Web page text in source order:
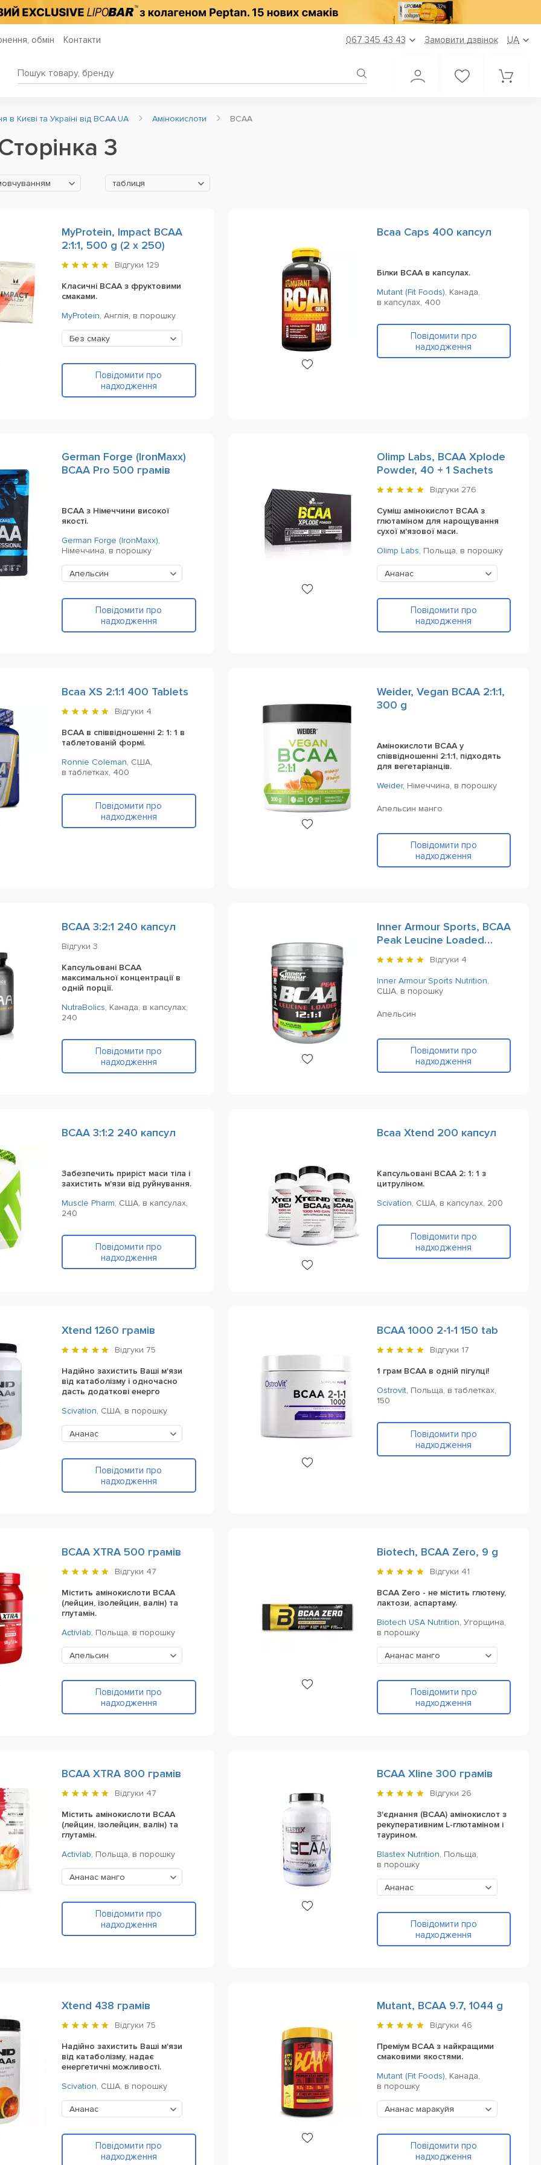
обмін Контакти 067 345 43 43 Замовити дзвінок UA
Києві та Україні від BCAA.UA Амінокислоти BCAA
3
таблиця
MyProtein, Impact BCAA
2:1:1, 500 g (2 х 250)
Відгуки 129
Класичні ВСАА з фруктовими
смаками.
MyProtein, Англія, в порошку
Без смаку
Повідомити про
надходження
Bcaa Caps 400 капсул
Білки BCAA в капсулах.
Mutant (Fit Foods), Канада,
в капсулах, 400
Повідомити про
надходження
German Forge (IronMaxx)
BCAA Pro 500 грамів
BCAA з Німеччини високої
якості.
German Forge (IronMaxx),
Німеччина, в порошку
Апельсин
Повідомити про
надходження
Olimp Labs, BCAA Xplode
Powder, 40 + 1 Sachets
Відгуки 276
Суміш амінокислот BCAA з
глютаміном для нарощування
сухої м'язової маси.
Olimp Labs, Польща, в порошку
Ананас
Повідомити про
надходження
Bcaa XS 2:1:1 400 Tablets
Відгуки 4
BCAA в співвідношенні 2: 1: 1 в
таблетованій формі.
Ronnie Coleman, США,
в таблетках, 400
Повідомити про
надходження
Weider, Vegan BCAA 2:1:1,
300 g
Амінокислоти BCAA у
співвідношенні 2:1:1, підходять
для вегетаріанців.
Weider, Німеччина, в порошку
Апельсин манго
Повідомити про
надходження
BCAA 3:2:1 240 капсул
Відгуки 3
Капсульовані BCAA
максимальної концентрації в
одній порції.
NutraBolics, Канада, в капсулах,
240
Повідомити про
надходження
Inner Armour Sports, BCAA
Peak Leucine Loaded
12:1:1, 463 g Відгуки 4
Inner Armour Sports Nutrition,
США, в порошку
Апельсин
Повідомити про
надходження
BCAA 3:1:2 240 капсул
Забезпечить приріст маси тіла і
захистить м'язи від руйнування.
Muscle Pharm, США, в капсулах,
240
Повідомити про
надходження
Bcaa Xtend 200 капсул
Капсульовані BCAA 2: 1: 1 з
цитруліном.
Scivation, США, в капсулах, 200
Повідомити про
надходження
Xtend 1260 грамів
Відгуки 75
Надійно захистить Ваші м'язи
від катаболізму і одночасно
дасть додаткові енерго
Scivation, США, в порошку
Ананас
Повідомити про
надходження
BCAA 1000 2-1-1 150 tab
Відгуки 17
1 грам BCAA в одній пігулці!
Ostrovit, Польща, в таблетках,
150
Повідомити про
надходження
BCAA XTRA 500 грамів
Відгуки 47
Містить амінокислоти BCAA
(лейцин, ізолейцин, валін) та
глутамін.
Activlab, Польща, в порошку
Апельсин
Повідомити про
надходження
Biotech, BCAA Zero, 9 g
Відгуки 41
BCAA Zero - не містить глютену,
лактози, аспартаму.
Biotech USA Nutrition, Угорщина,
в порошку
Ананас манго
Повідомити про
надходження
BCAA XTRA 800 грамів
Відгуки 47
Містить амінокислоти BCAA
(лейцин, ізолейцин, валін) та
глутамін.
Activlab, Польща, в порошку
Ананас манго
Повідомити про
надходження
BCAA Xline 300 грамів
Відгуки 26
З'єднання (BCAA) амінокислот з
рекуперативним L-глютаміном і
таурином.
Blastex Nutrition, Польща,
в порошку
Ананас
Повідомити про
надходження
Xtend 438 грамів
Відгуки 75
Надійно захистить Ваші м'язи
від катаболізму, надає
енергетичні можливості.
Scivation, США, в порошку
Ананас
Повідомити про
надходження
Mutant, BCAA 9.7, 1044 g
Відгуки 46
Преміум BCAA з найкращими
смаковими якостями.
Mutant (Fit Foods), Канада,
в порошку
Ананас маракуйя
Повідомити про
надходження